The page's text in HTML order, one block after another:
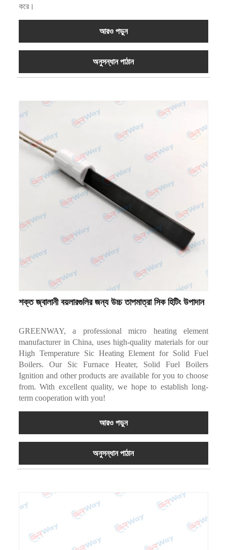
করে।
আরও পড়ুন
অনুসন্ধান পাঠান
শক্ত জ্বালানী বয়লারগুলির জন্য উচ্চ তাপমাত্রা সিক হিটিং উপাদান
GREENWAY, a professional micro heating element
manufacturer in China, uses high-quality materials for our
High Temperature Sic Heating Element for Solid Fuel
Boilers. Our Sic Furnace Heater, Solid Fuel Boilers
Ignition and other products are available for you to choose
from. With excellent quality, we hope to establish long-
term cooperation with you!
আরও পড়ুন
অনুসন্ধান পাঠান